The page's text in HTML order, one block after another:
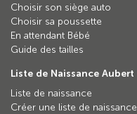
Choisir son siège auto
Choisir sa poussette
En attendant Bébé
Guide des tailles
Liste de Naissance Aubert
Liste de naissance
Créer une liste de naissance